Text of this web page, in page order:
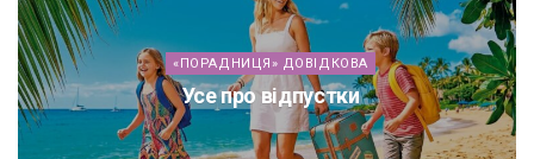
«ПОРАДНИЦЯ» ДОВІДКОВА
Усе про відпустки